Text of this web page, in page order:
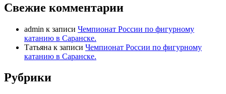
Свежие комментарии
admin к записи Чемпионат России по фигурному
катанию в Саранске.
Татьяна к записи Чемпионат России по фигурному
катанию в Саранске.
Рубрики